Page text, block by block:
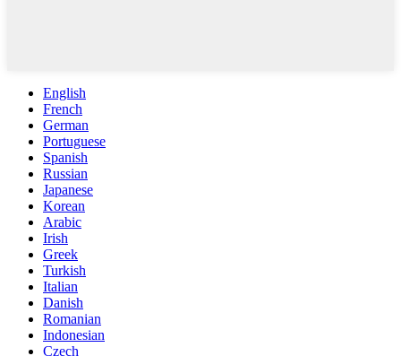
English
French
German
Portuguese
Spanish
Russian
Japanese
Korean
Arabic
Irish
Greek
Turkish
Italian
Danish
Romanian
Indonesian
Czech